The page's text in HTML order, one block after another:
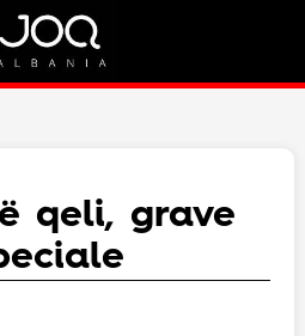
qeli, grave